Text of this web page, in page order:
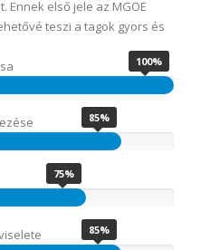
Ennek első jele az MGOE
teszi a tagok gyors és
100%
85%
75%
85%